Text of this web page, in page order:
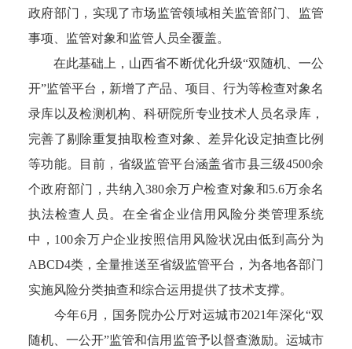
政府部门，实现了市场监管领域相关监管部门、监管
事项、监管对象和监管人员全覆盖。
在此基础上，山西省不断优化升级“双随机、一公
开”监管平台，新增了产品、项目、行为等检查对象名
录库以及检测机构、科研院所专业技术人员名录库，
完善了剔除重复抽取检查对象、差异化设定抽查比例
等功能。目前，省级监管平台涵盖省市县三级4500余
个政府部门，共纳入380余万户检查对象和5.6万余名
执法检查人员。在全省企业信用风险分类管理系统
中，100余万户企业按照信用风险状况由低到高分为
ABCD4类，全量推送至省级监管平台，为各地各部门
实施风险分类抽查和综合运用提供了技术支撑。
今年6月，国务院办公厅对运城市2021年深化“双
随机、一公开”监管和信用监管予以督查激励。运城市